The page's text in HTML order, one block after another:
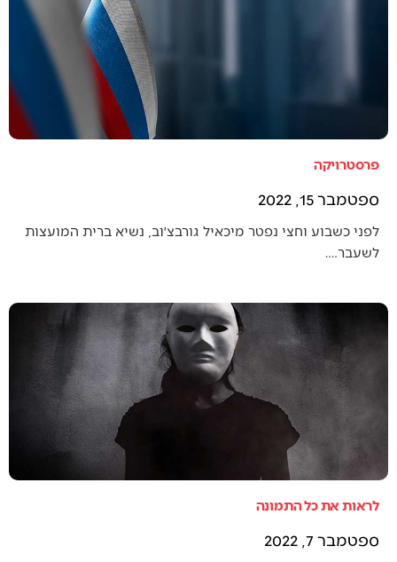
פרסטרויקה
ספטמבר 15, 2022
לפני כשבוע וחצי נפטר מיכאיל גורבצ׳וב, נשיא ברית המועצות
לשעבר.…
לראות את כל התמונה
ספטמבר 7, 2022